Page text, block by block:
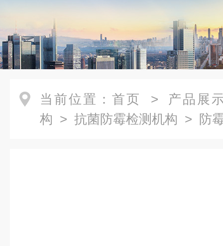
当前位置： 首页 > 产品展
构 > 抗菌防霉检测机构 > 防